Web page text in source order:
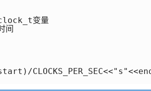
变量
间